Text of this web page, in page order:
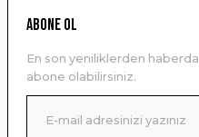
Ürün resmi kalitesiz, bozuk
Ürün bilgilerinde hatalar
Ürün fiyatı diğer sitelerden
Bu ürüne benzer farklı
ABONE OL
En son yeniliklerden
abone olabilirsiniz.